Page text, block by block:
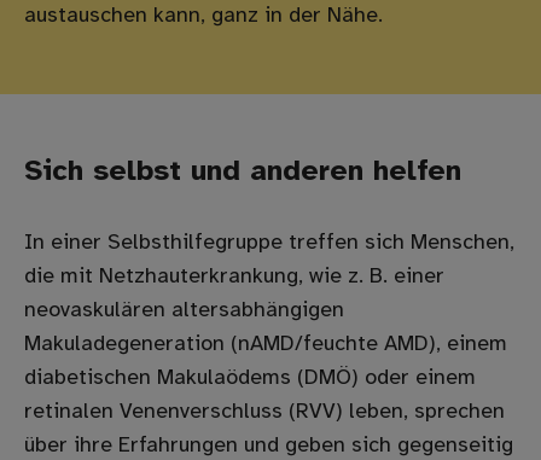
austauschen kann, ganz in der Nähe.
Sich selbst und anderen helfen
In einer Selbsthilfegruppe treffen sich Menschen,
die mit Netzhauterkrankung, wie z. B. einer
neovaskulären altersabhängigen
Makuladegeneration (nAMD/feuchte AMD), einem
diabetischen Makulaödems (DMÖ) oder einem
retinalen Venenverschluss (RVV) leben, sprechen
über ihre Erfahrungen und geben sich gegenseitig